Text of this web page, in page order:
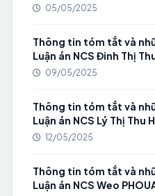
05/05/2025
Thông tin tóm tắt và
Luận án NCS Đinh Thị
09/05/2025
Thông tin tóm tắt và
Luận án NCS Lý Thị Thu
12/05/2025
Thông tin tóm tắt và
Luận án NCS Weo